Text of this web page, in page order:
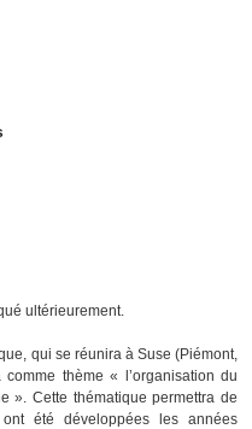
ultérieurement.
qui se réunira à Suse (Piémont,
thème « l’organisation du
». Cette thématique permettra de
été développées les années